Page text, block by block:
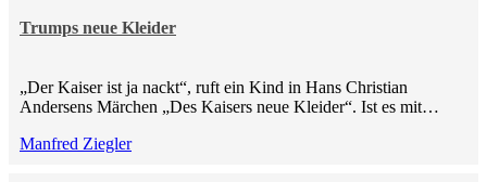
Trumps neue Kleider
„Der Kaiser ist ja nackt“, ruft ein Kind in Hans Christian
Andersens Märchen „Des Kaisers neue Kleider“. Ist es mit…
Manfred Ziegler